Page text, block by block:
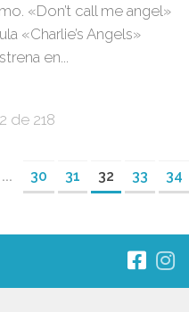
«Don’t call me angel»
«Charlie’s Angels»
en...
de 218
... 30 31 32 33
34